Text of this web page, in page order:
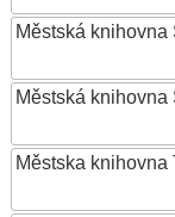
Městská knihovna
Městská
Městska knihovna